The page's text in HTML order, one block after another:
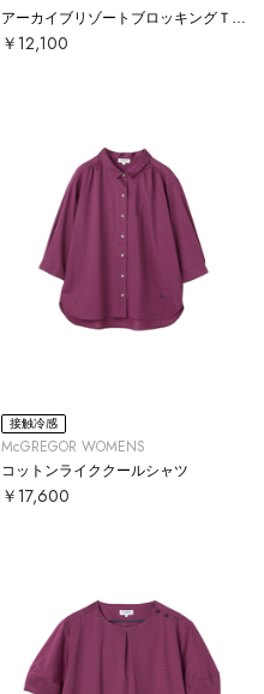
￥12,100
接触冷感
McGREGOR WOMENS
コットンライククールシャツ
￥17,600